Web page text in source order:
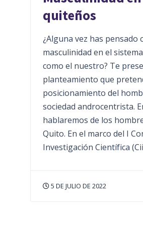
quiteños
¿Alguna vez has pensado
masculinidad en el
como el nuestro? Te
planteamiento que
posicionamiento del
sociedad androcentrista.
hablaremos de los
Quito. En el marco del I
Investigación Científica
5 DE JULIO DE 2022